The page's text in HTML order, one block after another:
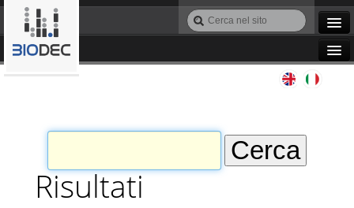
Cerca
nel
Ricerca
Automazione
Bioinformatica
Risultati